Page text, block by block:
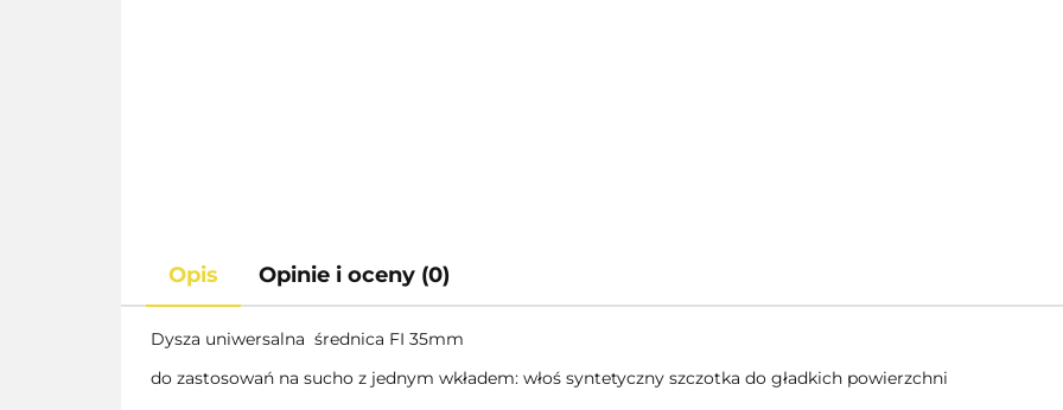
Opis Opinie i oceny (0)
Dysza uniwersalna średnica FI 35mm
do zastosowań na sucho z jednym wkładem: włoś syntetyczny szczotka do gładkich powierzchni